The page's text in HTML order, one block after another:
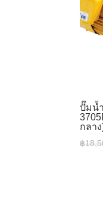
ปั๊มน้
กลา
฿